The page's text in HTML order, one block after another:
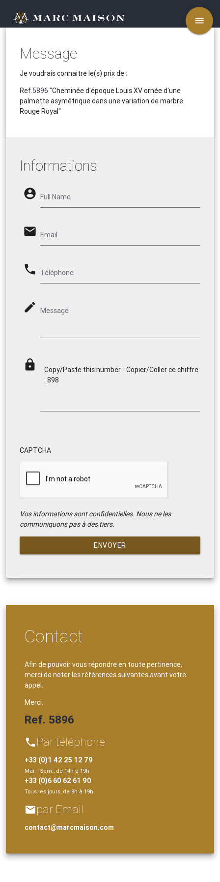
menu
Message
Je voudrais connaitre le(s) prix de :
Ref.5896 "Cheminée d'époque Louis XV ornée d'une
palmette asymétrique dans une variation de marbre
Rouge Royal"
Informations
account_circle Full Name
email Email
phone Téléphone
mode_edit Message
lock
Copy/Paste this number - Copier/Coller ce chiffre
: 898
CAPTCHA
Vos informations sont confidentielles. Nous ne les
communiquons pas à des tiers.
ENVOYER
Contact
Afin de pouvoir vous répondre en toute pertinence,
merci de noter les références suivantes avant votre
appel.
Merci.
Ref. 5896
phone Par téléphone
+33 (0)1 42 25 12 79
Mar. - Sam., de 14h à 19h
+33 (0)6 60 62 61 90
Tous les jours, de 9h à 19h
emailpar Email
contact@marcmaison.com